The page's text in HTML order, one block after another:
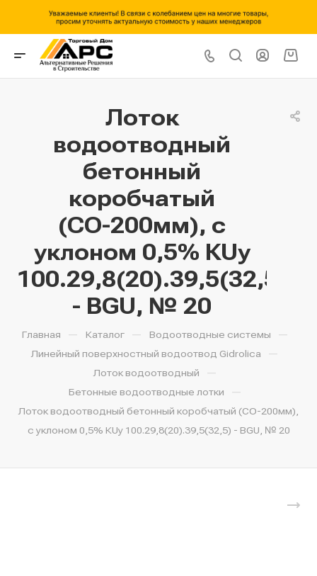
Лоток
водоотводный
бетонный
коробчатый
(СО-200мм), с
уклоном 0,5% КUу
100.29,8(20).39,5(32,5)
- BGU, № 20
Главная — Каталог — Водоотводные системы —
Линейный поверхностный водоотвод Gidrolica —
Лоток водоотводный —
Бетонные водоотводные лотки —
Лоток водоотводный бетонный коробчатый (СО-200мм),
с уклоном 0,5% КUу 100.29,8(20).39,5(32,5) - BGU, № 20